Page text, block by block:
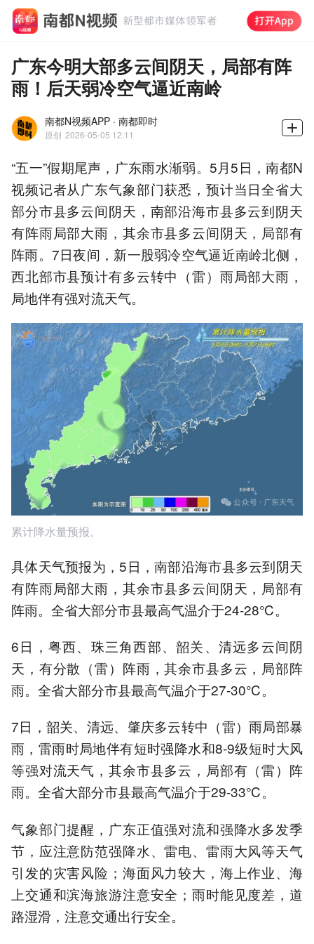
广东今明大部多云间阴天，局部有阵
雨！后天弱冷空气逼近南岭
南都N视频APP · 南都即时
原创 2026-05-05 12:11
“五一”假期尾声，广东雨水渐弱。5月5日，南都N
视频记者从广东气象部门获悉，预计当日全省大
部分市县多云间阴天，南部沿海市县多云到阴天
有阵雨局部大雨，其余市县多云间阴天，局部有
阵雨。7日夜间，新一股弱冷空气逼近南岭北侧，
西北部市县预计有多云转中（雷）雨局部大雨，
局地伴有强对流天气。
累计降水量预报。
具体天气预报为，5日，南部沿海市县多云到阴天
有阵雨局部大雨，其余市县多云间阴天，局部有
阵雨。全省大部分市县最高气温介于24-28℃。
6日，粤西、珠三角西部、韶关、清远多云间阴
天，有分散（雷）阵雨，其余市县多云，局部阵
雨。全省大部分市县最高气温介于27-30℃。
7日，韶关、清远、肇庆多云转中（雷）雨局部暴
雨，雷雨时局地伴有短时强降水和8-9级短时大风
等强对流天气，其余市县多云，局部有（雷）阵
雨。全省大部分市县最高气温介于29-33℃。
气象部门提醒，广东正值强对流和强降水多发季
节，应注意防范强降水、雷电、雷雨大风等天气
引发的灾害风险；海面风力较大，海上作业、海
上交通和滨海旅游注意安全；雨时能见度差，道
路湿滑，注意交通出行安全。